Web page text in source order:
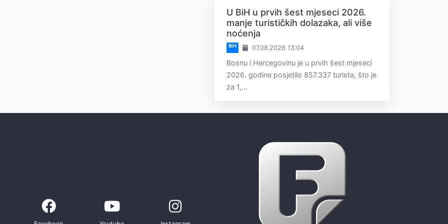
U BiH u prvih šest mjeseci 2026.
manje turističkih dolazaka, ali više
noćenja
BiH 07.08.2026 13:04
Bosnu i Hercegovinu je u prvih šest mjeseci
2026. godine posjetilo 857.337 turista, što je
za 1,...